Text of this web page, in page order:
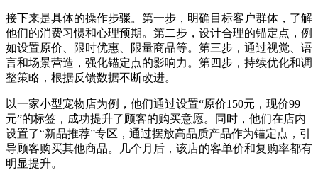
接下来是具体的操作步骤。第一步，明确目标客户群体，了解
他们的消费习惯和心理预期。第二步，设计合理的锚定点，例
如设置原价、限时优惠、限量商品等。第三步，通过视觉、语
言和场景营造，强化锚定点的影响力。第四步，持续优化和调
整策略，根据反馈数据不断改进。
以一家小型宠物店为例，他们通过设置“原价150元，现价99
元”的标签，成功提升了顾客的购买意愿。同时，他们在店内
设置了“新品推荐”专区，通过摆放高品质产品作为锚定点，引
导顾客购买其他商品。几个月后，该店的客单价和复购率都有
明显提升。